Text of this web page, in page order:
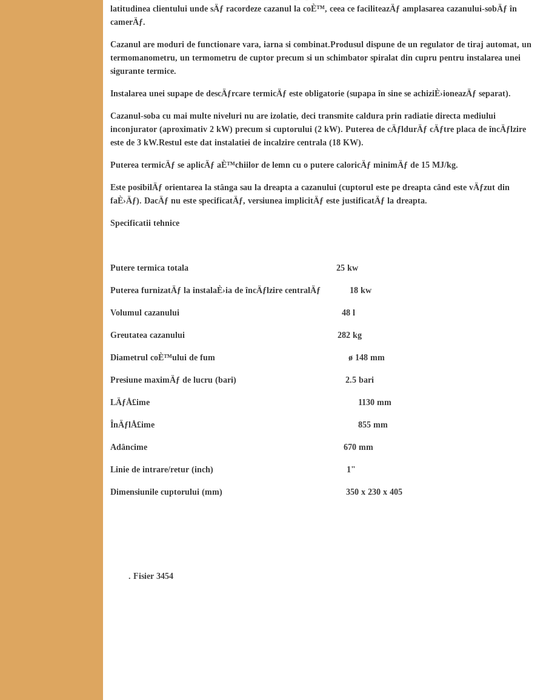
latitudinea clientului unde sÄƒ racordeze cazanul la coÈ™, ceea ce faciliteazÄƒ amplasarea cazanului-sobÄƒ în
camerÄƒ.
Cazanul are moduri de functionare vara, iarna si combinat.Produsul dispune de un regulator de tiraj automat, un
termomanometru, un termometru de cuptor precum si un schimbator spiralat din cupru pentru instalarea unei
sigurante termice.
Instalarea unei supape de descÄƒrcare termicÄƒ este obligatorie (supapa în sine se achiziÈ›ioneazÄƒ separat).
Cazanul-soba cu mai multe niveluri nu are izolatie, deci transmite caldura prin radiatie directa mediului
inconjurator (aproximativ 2 kW) precum si cuptorului (2 kW). Puterea de cÄƒldurÄƒ cÄƒtre placa de încÄƒlzire
este de 3 kW.Restul este dat instalatiei de incalzire centrala (18 KW).
Puterea termicÄƒ se aplicÄƒ aÈ™chiilor de lemn cu o putere caloricÄƒ minimÄƒ de 15 MJ/kg.
Este posibilÄƒ orientarea la stânga sau la dreapta a cazanului (cuptorul este pe dreapta când este vÄƒzut din
faÈ›Äƒ). DacÄƒ nu este specificatÄƒ, versiunea implicitÄƒ este justificatÄƒ la dreapta.
Specificatii tehnice
Putere termica totala 25 kw
Puterea furnizatÄƒ la instalaÈ›ia de încÄƒlzire centralÄƒ 18 kw
Volumul cazanului 48 l
Greutatea cazanului 282 kg
Diametrul coÈ™ului de fum ø 148 mm
Presiune maximÄƒ de lucru (bari) 2.5 bari
LÄƒÅ£ime 1130 mm
ÎnÄƒlÅ£ime 855 mm
Adâncime 670 mm
Linie de intrare/retur (inch) 1"
Dimensiunile cuptorului (mm) 350 x 230 x 405
. Fisier 3454